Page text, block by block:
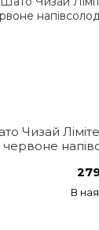
Чизай
червоне
В